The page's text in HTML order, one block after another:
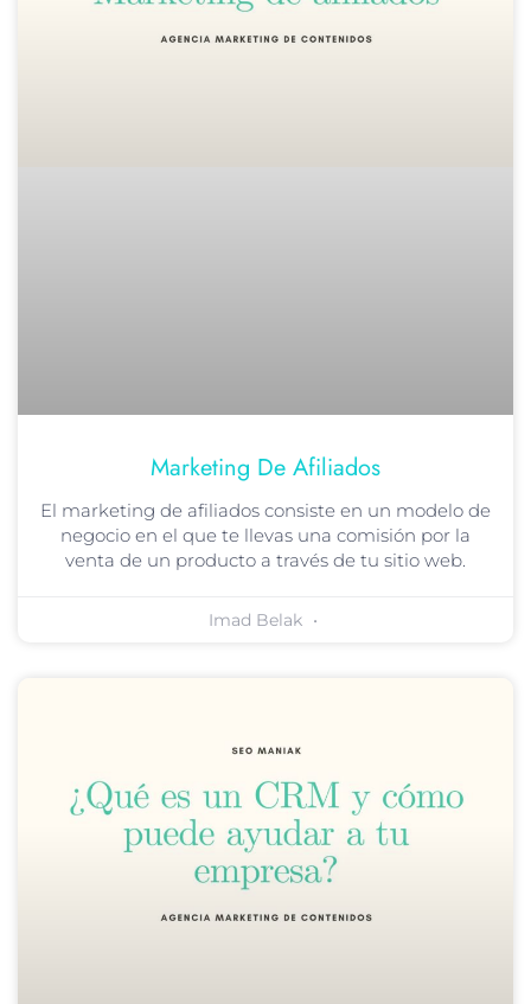
Marketing De Afiliados
El marketing de afiliados consiste en un modelo de
negocio en el que te llevas una comisión por la
venta de un producto a través de tu sitio web.
Imad Belak